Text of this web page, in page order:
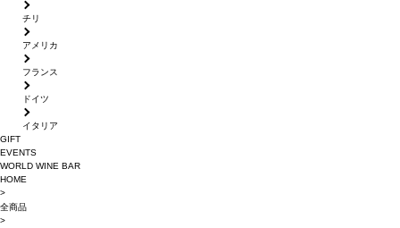
チリ
アメリカ
フランス
ドイツ
イタリア
GIFT
EVENTS
WORLD WINE BAR
HOME
>
全商品
>